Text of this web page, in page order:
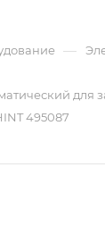
—
для
495087